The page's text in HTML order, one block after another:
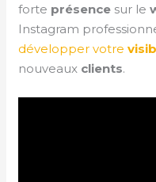
forte présence sur le
Instagram
développer votre
nouveaux clients.